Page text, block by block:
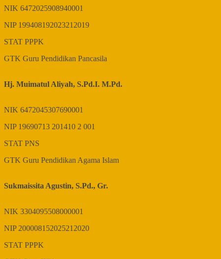
NIK 6472025908940001
NIP 199408192023212019
STAT PPPK
GTK Guru Pendidikan Pancasila
Hj. Muimatul Aliyah, S.Pd.I. M.Pd.
NIK 6472045307690001
NIP 19690713 201410 2 001
STAT PNS
GTK Guru Pendidikan Agama Islam
Sukmaissita Agustin, S.Pd., Gr.
NIK 3304095508000001
NIP 200008152025212020
STAT PPPK